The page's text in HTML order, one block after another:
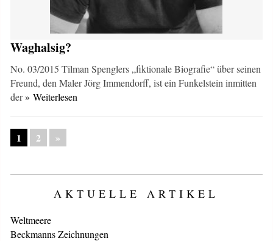
Waghalsig?
No. 03/2015 Tilman Spenglers „fiktionale Biografie“ über seinen
Freund, den Maler Jörg Immendorff, ist ein Funkelstein inmitten
der» Weiterlesen
1 2 »
AKTUELLE ARTIKEL
Weltmeere
Beckmanns Zeichnungen